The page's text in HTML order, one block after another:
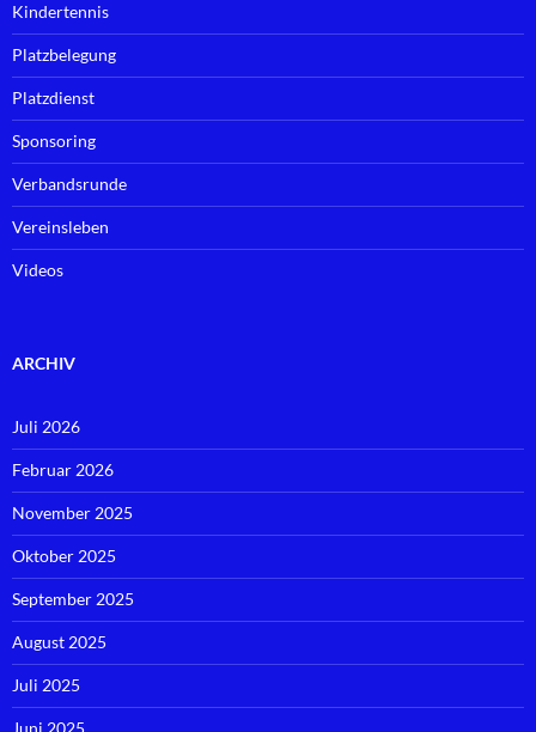
Kindertennis
Platzbelegung
Platzdienst
Sponsoring
Verbandsrunde
Vereinsleben
Videos
ARCHIV
Juli 2026
Februar 2026
November 2025
Oktober 2025
September 2025
August 2025
Juli 2025